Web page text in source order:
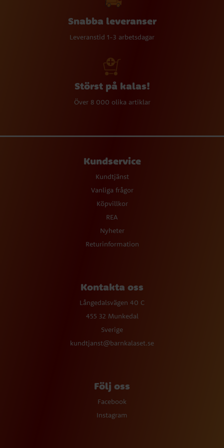
Snabba leveranser
Leveranstid 1-3 arbetsdagar
Störst på kalas!
Över 8 000 olika artiklar
Kundservice
Kundtjänst
Vanliga frågor
Köpvillkor
REA
Nyheter
Returinformation
Kontakta oss
Långedalsvägen 40 C
455 32 Munkedal
Sverige
kundtjanst@barnkalaset.se
Följ oss
Facebook
Instagram